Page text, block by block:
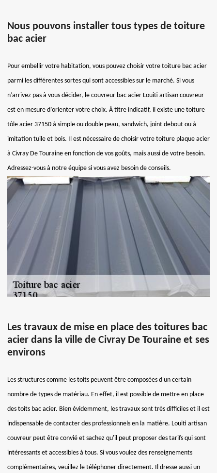
Nous pouvons installer tous types de toiture
bac acier
Pour embellir votre habitation, vous pouvez choisir votre toiture bac acier
parmi les différentes sortes qui sont accessibles sur le marché. Si vous
n’arrivez pas à vous décider, le couvreur bac acier Louiti artisan couvreur
est en mesure d’orienter votre choix. À titre indicatif, il existe une toiture
tôle acier 37150 à simple ou double peau, sandwich, joint debout ou à
imitation tuile et bois. Il est nécessaire de choisir votre toiture plaque acier
à Civray De Touraine en fonction de vos goûts, mais aussi de votre besoin.
Adressez-vous à notre équipe si vous avez besoin de conseils.
Les travaux de mise en place des toitures bac
acier dans la ville de Civray De Touraine et ses
environs
Les structures comme les toits peuvent être composées d'un certain
nombre de types de matériau. En effet, il est possible de mettre en place
des toits bac acier. Bien évidemment, les travaux sont très difficiles et il est
indispensable de contacter des professionnels en la matière. Louiti artisan
couvreur peut être convié et sachez qu'il peut proposer des tarifs qui sont
intéressants et accessibles à tous. Si vous voulez des renseignements
complémentaires, veuillez le téléphoner directement. Il dresse aussi un